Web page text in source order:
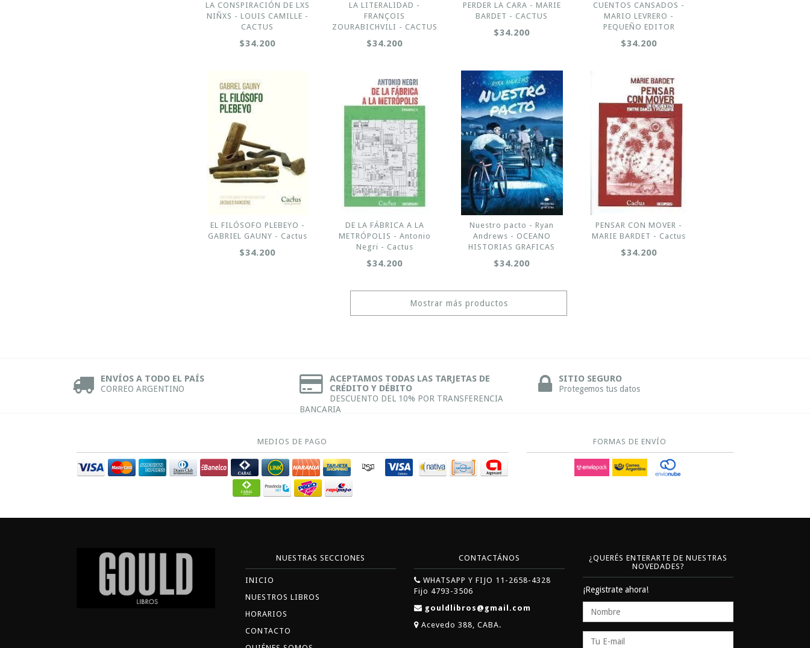
LA CONSPIRACIÓN DE LXS
NIÑXS - LOUIS CAMILLE -
CACTUS
$34.200
LA LITERALIDAD -
FRANÇOIS
ZOURABICHVILI - CACTUS
$34.200
PERDER LA CARA - MARIE
BARDET - CACTUS
$34.200
CUENTOS CANSADOS -
MARIO LEVRERO -
PEQUEÑO EDITOR
$34.200
EL FILÓSOFO PLEBEYO -
GABRIEL GAUNY - Cactus
$34.200
DE LA FÁBRICA A LA
METRÓPOLIS - Antonio
Negri - Cactus
$34.200
Nuestro pacto - Ryan
Andrews - OCEANO
HISTORIAS GRAFICAS
$34.200
PENSAR CON MOVER -
MARIE BARDET - Cactus
$34.200
Mostrar más productos
ENVÍOS A TODO EL PAÍS
CORREO ARGENTINO
ACEPTAMOS TODAS LAS TARJETAS DE
CRÉDITO Y DÉBITO
DESCUENTO DEL 10% POR TRANSFERENCIA
BANCARIA
SITIO SEGURO
Protegemos tus datos
MEDIOS DE PAGO FORMAS DE ENVÍO
NUESTRAS SECCIONES
INICIO
NUESTROS LIBROS
HORARIOS
CONTACTO
CONTACTÁNOS
WHATSAPP Y FIJO 11-2658-4328
Fijo 4793-3506
gouldlibros@gmail.com
Acevedo 388, CABA.
¿QUERÉS ENTERARTE DE NUESTRAS
NOVEDADES?
¡Registrate ahora!